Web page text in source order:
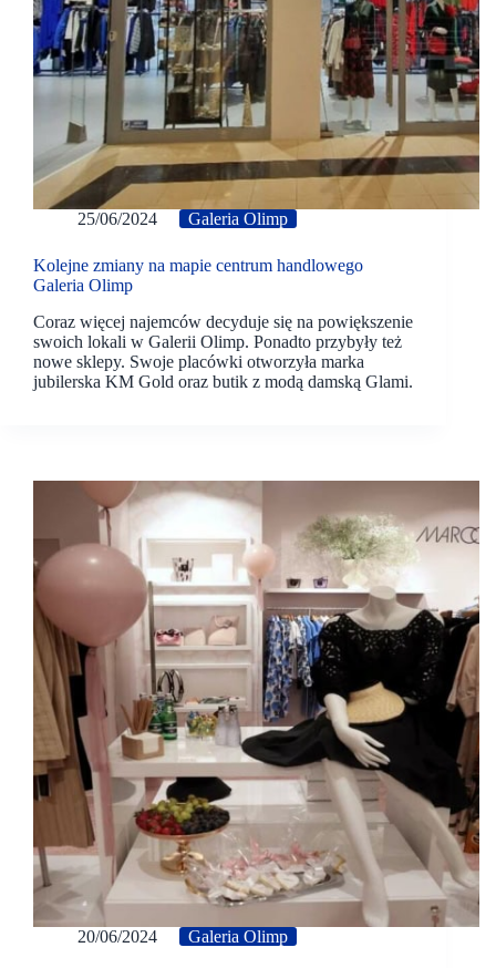
25/06/2024 Galeria Olimp
Kolejne zmiany na mapie centrum handlowego
Galeria Olimp
Coraz więcej najemców decyduje się na powiększenie
swoich lokali w Galerii Olimp. Ponadto przybyły też
nowe sklepy. Swoje placówki otworzyła marka
jubilerska KM Gold oraz butik z modą damską Glami.
20/06/2024 Galeria Olimp